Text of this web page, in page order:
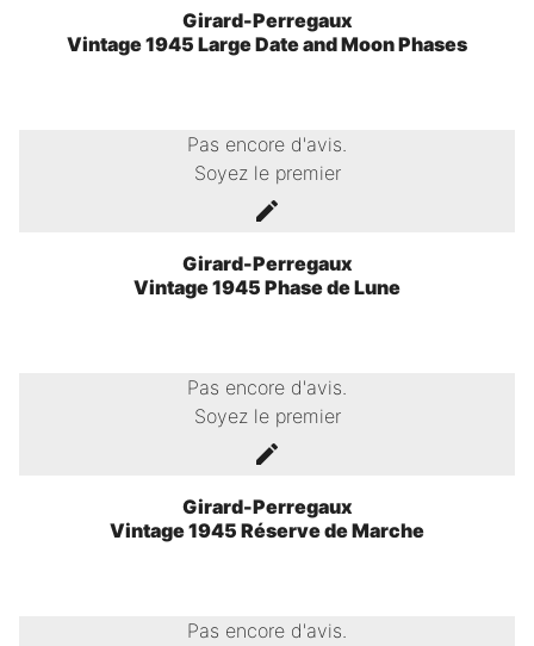
Girard-Perregaux
Vintage 1945 Large Date and Moon Phases
Pas encore d'avis.
Soyez le premier
Girard-Perregaux
Vintage 1945 Phase de Lune
Pas encore d'avis.
Soyez le premier
Girard-Perregaux
Vintage 1945 Réserve de Marche
Pas encore d'avis.